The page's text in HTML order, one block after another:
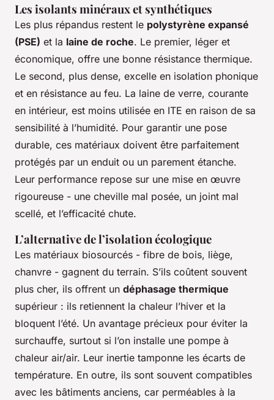
Les isolants minéraux et synthétiques
Les plus répandus restent le polystyrène expansé
(PSE) et la laine de roche. Le premier, léger et
économique, offre une bonne résistance thermique.
Le second, plus dense, excelle en isolation phonique
et en résistance au feu. La laine de verre, courante
en intérieur, est moins utilisée en ITE en raison de sa
sensibilité à l’humidité. Pour garantir une pose
durable, ces matériaux doivent être parfaitement
protégés par un enduit ou un parement étanche.
Leur performance repose sur une mise en œuvre
rigoureuse - une cheville mal posée, un joint mal
scellé, et l’efficacité chute.
L’alternative de l’isolation écologique
Les matériaux biosourcés - fibre de bois, liège,
chanvre - gagnent du terrain. S’ils coûtent souvent
plus cher, ils offrent un déphasage thermique
supérieur : ils retiennent la chaleur l’hiver et la
bloquent l’été. Un avantage précieux pour éviter la
surchauffe, surtout si l’on installe une pompe à
chaleur air/air. Leur inertie tamponne les écarts de
température. En outre, ils sont souvent compatibles
avec les bâtiments anciens, car perméables à la